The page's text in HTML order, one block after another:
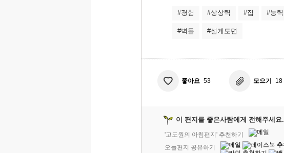
#경험 #상상력 #집 #능력
#벽돌 #설계도면
좋아요 53 모으기 18
이 편지를 좋은사람에게 전해주세요.
'고도원의 아침편지' 추천하기
오늘편지 공유하기